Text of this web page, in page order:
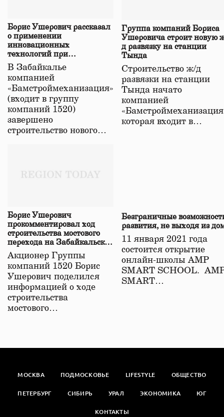
Борис Ушерович рассказал
о применении
инновационных
технологий при
строительстве нового моста
в Забайкалье
В Забайкалье
компанией
«Бамстроймеханизация»
(входит в группу
компаний 1520)
завершено
строительство нового…
Группа компаний Бориса
Ушеровича строит новую
д развязку на станции
Тында
Строительство ж/д
развязки на станции
Тында начато
компанией
которая входит в…
Борис Ушерович
прокомментировал ход
строительства мостового
перехода на Забайкальской
железной дороге
Акционер Группы
компаний 1520 Борис
Ушерович поделился
информацией о ходе
строительства
мостового…
Безграничные
развития, не выходя из
11 января 2021 года
состоится открытие
онлайн-школы АМР
SMART SCHOOL.
SMART…
МОСКВА ПОДМОСКОВЬЕ LIFESTYLE ОБЩЕСТВО
ПЕТЕРБУРГ СИБИРЬ УРАЛ ЭКОНОМИКА ЮГ
КОНТАКТЫ